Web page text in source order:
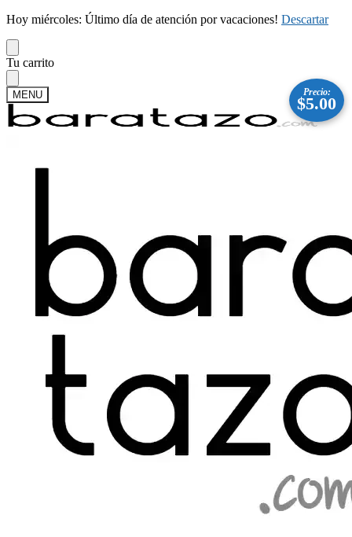
Hoy miércoles: Último día de atención por vacaciones! Descartar
Skip
to
navigation
Skip
to
content
Tu carrito
MENU
Mi cuenta
Precio:
$5.00